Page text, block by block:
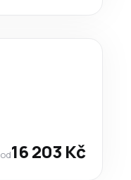
od16 203 Kč